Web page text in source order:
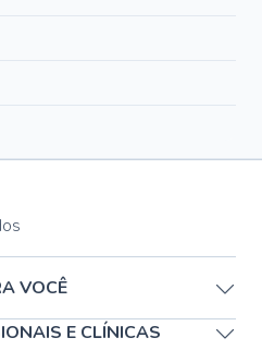
VOCÊ
E CLÍNICAS